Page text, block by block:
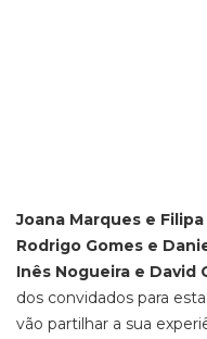
Joana Marques e
Rodrigo Gomes e
Inês Nogueira e David
dos convidados para
vão partilhar a sua